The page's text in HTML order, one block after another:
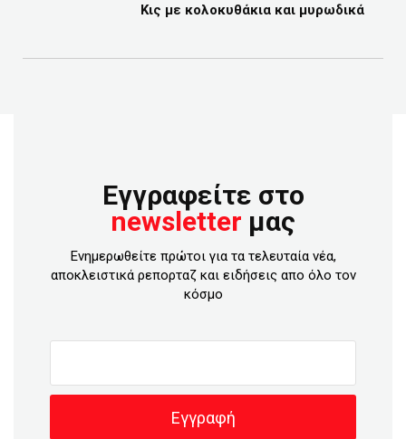
Κις με κολοκυθάκια και μυρωδικά
Εγγραφείτε στο
newsletter μας
Ενημερωθείτε πρώτοι για τα τελευταία νέα,
αποκλειστικά ρεπορταζ και ειδήσεις απο όλο τον
κόσμο